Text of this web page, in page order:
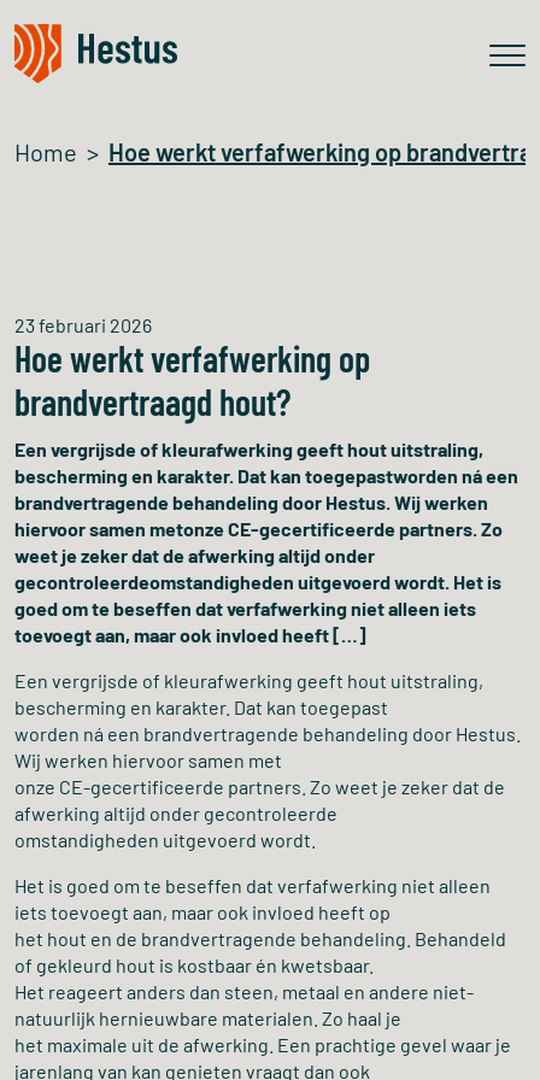
Home Hoe werkt verfafwerking op
23 februari 2026
Hoe werkt verfafwerking op
brandvertraagd hout?
Een vergrijsde of kleurafwerking geeft hout uitstraling,
bescherming en karakter. Dat kan toegepastworden ná een
brandvertragende behandeling door Hestus. Wij werken
hiervoor samen metonze CE-gecertificeerde partners. Zo
weet je zeker dat de afwerking altijd onder
gecontroleerdeomstandigheden uitgevoerd wordt. Het is
goed om te beseffen dat verfafwerking niet alleen iets
toevoegt aan, maar ook invloed heeft […]
Een vergrijsde of kleurafwerking geeft hout uitstraling,
bescherming en karakter. Dat kan toegepast
worden ná een brandvertragende behandeling door Hestus.
Wij werken hiervoor samen met
onze CE-gecertificeerde partners. Zo weet je zeker dat de
afwerking altijd onder gecontroleerde
omstandigheden uitgevoerd wordt.
Het is goed om te beseffen dat verfafwerking niet alleen
iets toevoegt aan, maar ook invloed heeft op
het hout en de brandvertragende behandeling. Behandeld
of gekleurd hout is kostbaar én kwetsbaar.
Het reageert anders dan steen, metaal en andere niet-
natuurlijk hernieuwbare materialen. Zo haal je
het maximale uit de afwerking. Een prachtige gevel waar je
jarenlang van kan genieten vraagt dan ook